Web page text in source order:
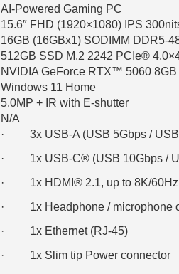
AI-Powered Gaming PC
15.6″ FHD (1920×1080) IPS
16GB (16GBx1) SODIMM DDR5-
512GB SSD M.2 2242 PCIe®
NVIDIA GeForce RTX™ 5060
Windows 11 Home
5.0MP + IR with E-shutter
N/A
· 3x USB-A (USB 5Gbps / USB
· 1x USB-C® (USB 10Gbps /
· 1x HDMI® 2.1, up to 8K/60Hz
· 1x Headphone / microphone
· 1x Ethernet (RJ-45)
· 1x Slim tip Power connector